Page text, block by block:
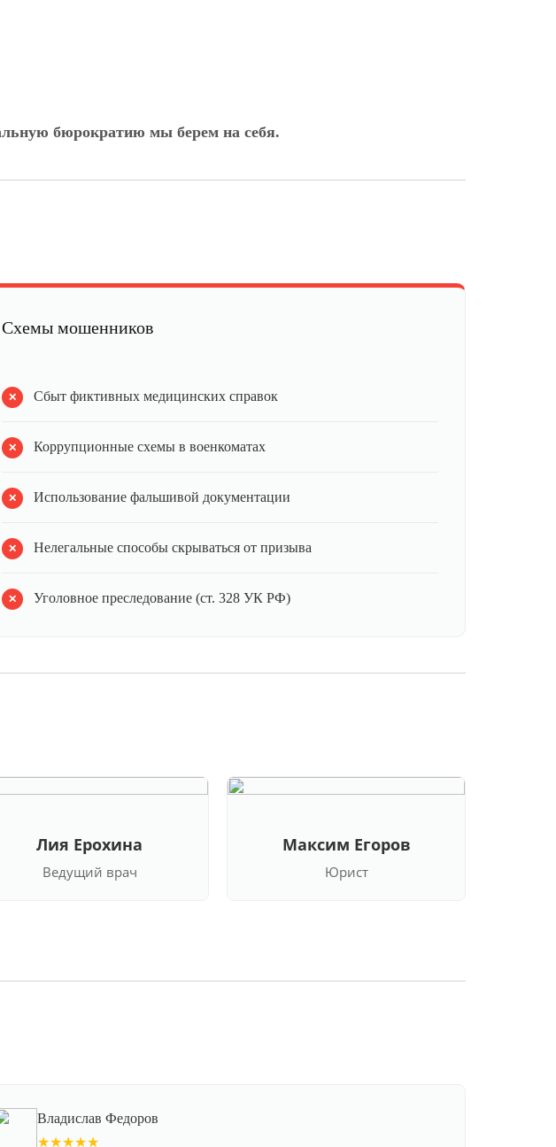
бюрократию мы берем на себя.
Схемы мошенников
Сбыт фиктивных медицинских справок
Коррупционные схемы в военкоматах
Использование фальшивой документации
Нелегальные способы скрываться от призыва
Уголовное преследование (ст. 328 УК РФ)
Лия Ерохина
Ведущий врач
Максим Егоров
Юрист
Владислав Федоров
★★★★★